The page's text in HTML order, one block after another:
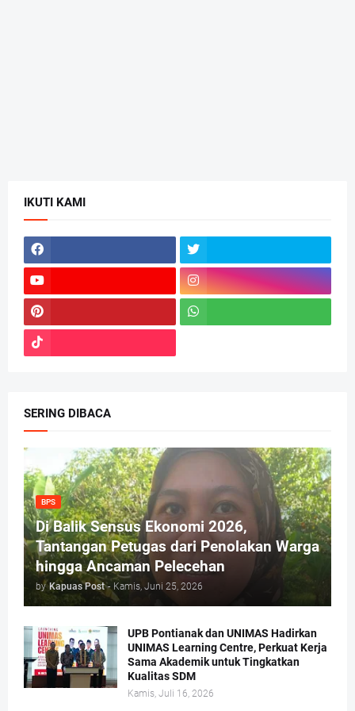
IKUTI KAMI
SERING DIBACA
BPS
Di Balik Sensus Ekonomi 2026,
Tantangan Petugas dari Penolakan Warga
hingga Ancaman Pelecehan
by Kapuas Post - Kamis, Juni 25, 2026
UPB Pontianak dan UNIMAS Hadirkan
UNIMAS Learning Centre, Perkuat Kerja
Sama Akademik untuk Tingkatkan
Kualitas SDM
Kamis, Juli 16, 2026